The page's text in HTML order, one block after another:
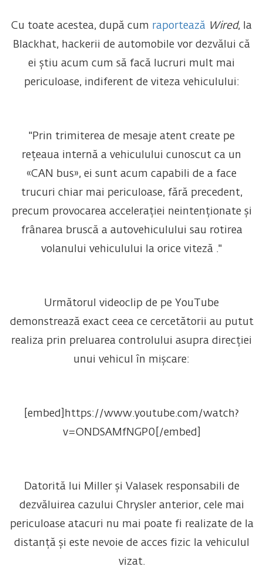
Cu toate acestea, după cum raportează Wired, la
Blackhat, hackerii de automobile vor dezvălui că
ei știu acum cum să facă lucruri mult mai
periculoase, indiferent de viteza vehiculului:
"Prin trimiterea de mesaje atent create pe
rețeaua internă a vehiculului cunoscut ca un
«CAN bus», ei sunt acum capabili de a face
trucuri chiar mai periculoase, fără precedent,
precum provocarea accelerației neintenționate și
frânarea bruscă a autovehiculului sau rotirea
volanului vehiculului la orice viteză ."
Următorul videoclip de pe YouTube
demonstrează exact ceea ce cercetătorii au putut
realiza prin preluarea controlului asupra direcției
unui vehicul în mișcare:
[embed]https://www.youtube.com/watch?
v=ONDSAMfNGP0[/embed]
Datorită lui Miller și Valasek responsabili de
dezvăluirea cazului Chrysler anterior, cele mai
periculoase atacuri nu mai poate fi realizate de la
distanță și este nevoie de acces fizic la vehiculul
vizat.